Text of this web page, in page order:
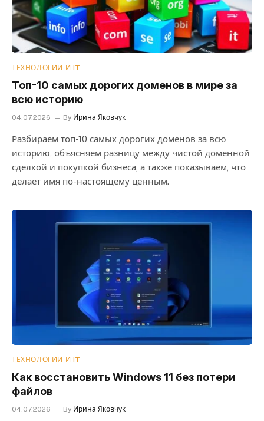
ТЕХНОЛОГИИ И IT
Топ-10 самых дорогих доменов в мире за
всю историю
04.07.2026 By Ирина Яковчук
Разбираем топ-10 самых дорогих доменов за всю
историю, объясняем разницу между чистой доменной
сделкой и покупкой бизнеса, а также показываем, что
делает имя по-настоящему ценным.
ТЕХНОЛОГИИ И IT
Как восстановить Windows 11 без потери
файлов
04.07.2026 By Ирина Яковчук